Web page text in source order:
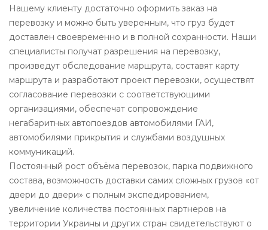
Нашему клиенту достаточно оформить заказ на
перевозку и можно быть уверенным, что груз будет
доставлен своевременно и в полной сохранности. Наши
специалисты получат разрешения на перевозку,
произведут обследование маршрута, составят карту
маршрута и разработают проект перевозки, осуществят
согласование перевозки с соответствующими
организациями, обеспечат сопровождение
негабаритных автопоездов автомобилями ГАИ,
автомобилями прикрытия и службами воздушных
коммуникаций.
Постоянный рост объёма перевозок, парка подвижного
состава, возможность доставки самих сложных грузов «от
двери до двери» с полным экспедированием,
увеличение количества постоянных партнеров на
территории Украины и других стран свидетельствуют о